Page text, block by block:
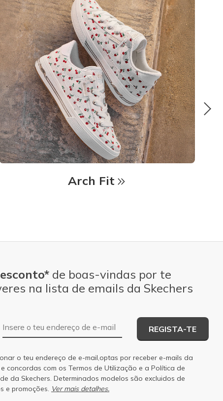
Arch Fit
de boas-vindas por te
na lista de emails da Skechers
Endereço de e-mail
REGISTA-TE
o teu endereço de e-mail,optas por receber e-mails da
concordas com os Termos de Utilização e a Política de
da Skechers. Determinados modelos são excluidos de
e promoções. Ver mais detalhes.